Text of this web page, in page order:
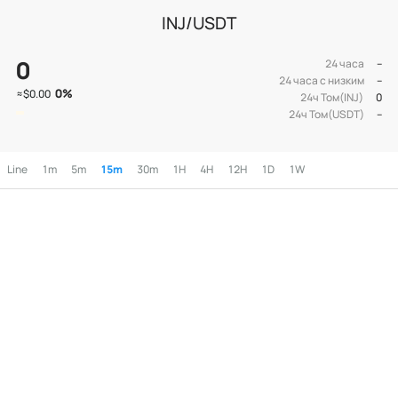
INJ/USDT
0
≈$0.00 0%
24 часа
--
24 часа с низким
--
24ч Том(INJ)
0
24ч Том(USDT)
--
Line 1m 5m 15m 30m 1H 4H 12H 1D 1W